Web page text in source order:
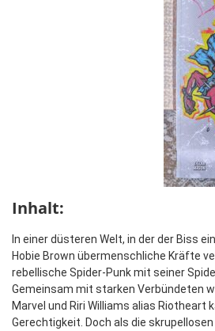
Inhalt:
In einer düsteren Welt, in der der Biss
Hobie Brown übermenschliche Kräfte
rebellische Spider-Punk mit seiner
Gemeinsam mit starken Verbündeten
Marvel und Riri Williams alias Riotheart
Gerechtigkeit. Doch als die